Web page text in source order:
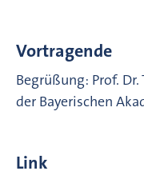
Vortragende
Begrüßung: Prof.
der Bayerischen
Link